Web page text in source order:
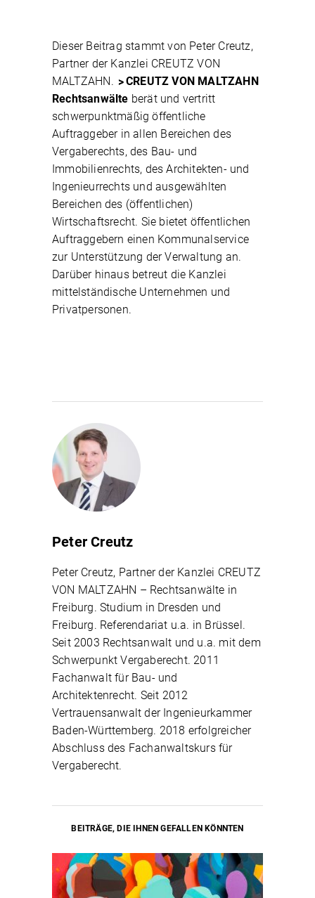
Dieser Beitrag stammt von Peter Creutz,
Partner der Kanzlei CREUTZ VON
MALTZAHN.
CREUTZ VON MALTZAHN
Rechtsanwälte berät und vertritt
schwerpunktmäßig öffentliche
Auftraggeber in allen Bereichen des
Vergaberechts, des Bau- und
Immobilienrechts, des Architekten- und
Ingenieurrechts und ausgewählten
Bereichen des (öffentlichen)
Wirtschaftsrecht. Sie bietet öffentlichen
Auftraggebern einen Kommunalservice
zur Unterstützung der Verwaltung an.
Darüber hinaus betreut die Kanzlei
mittelständische Unternehmen und
Privatpersonen.
Peter Creutz
Peter Creutz, Partner der Kanzlei CREUTZ
VON MALTZAHN – Rechtsanwälte in
Freiburg. Studium in Dresden und
Freiburg. Referendariat u.a. in Brüssel.
Seit 2003 Rechtsanwalt und u.a. mit dem
Schwerpunkt Vergaberecht. 2011
Fachanwalt für Bau- und
Architektenrecht. Seit 2012
Vertrauensanwalt der Ingenieurkammer
Baden-Württemberg. 2018 erfolgreicher
Abschluss des Fachanwaltskurs für
Vergaberecht.
BEITRÄGE, DIE IHNEN GEFALLEN KÖNNTEN